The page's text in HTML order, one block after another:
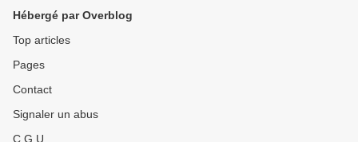
Hébergé par Overblog
Top articles
Pages
Contact
Signaler un abus
C.G.U.